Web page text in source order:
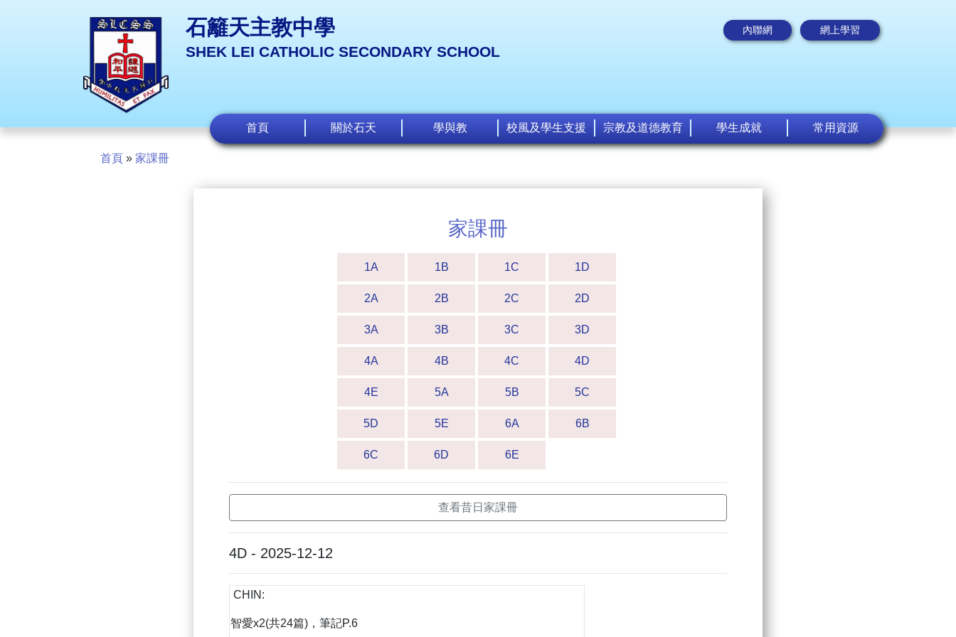
石籬天主教中學
SHEK LEI CATHOLIC SECONDARY SCHOOL
內聯網 網上學習
首頁 關於石天 學與教 校風及學生支援 宗教及道德教育 學生成就 常用資源
首頁 » 家課冊
家課冊
1A 1B 1C 1D
2A 2B 2C 2D
3A 3B 3C 3D
4A 4B 4C 4D
4E 5A 5B 5C
5D 5E 6A 6B
6C 6D 6E
查看昔日家課冊
4D - 2025-12-12
CHIN:
智愛x2(共24篇)，筆記P.6